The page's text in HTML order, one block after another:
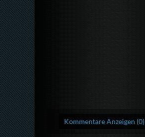
Kommentare Anzeigen (0)